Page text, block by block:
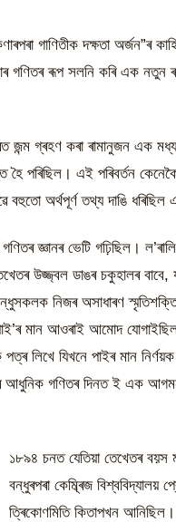
গাণিতীক দক্ষতা অৰ্জন”ৰ
গণিতৰ ৰূপ সলনি কৰি এক
গ্ৰহণ কৰা ৰামানুজন এক
হৈ পৰিছিল। এই পৰিবৰ্তন
অৰ্থপূৰ্ণ তথ্য দাঙি ধৰিছিল
জ্ঞানৰ ভেটি গঢ়িছিল।
উজ্জ্বল ডাঙৰ চকুহালৰ বাবে,
নিজৰ অসাধাৰণ
মান আওৰাই আমোদ
লিখে যিখনে পাইৰ মান
আধুনিক গণিতৰ দিনত ই এক
১৮৯৪ চনত যেতিয়া তেখেতৰ
বন্ধুৰপৰা কেম্ব্ৰিজ বিশ্ববিদ্যালয়
ত্ৰিকোণমিতি কিতাপখন